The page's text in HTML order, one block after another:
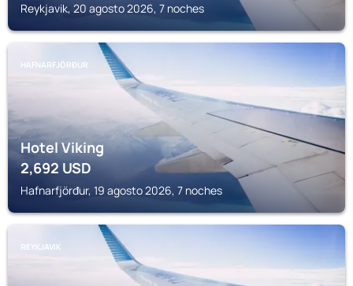
Reykjavik, 20 agosto 2026, 7 noches
HAFNARFJÖRĐUR
Hotel Viking
2,692 USD
Hafnarfjörđur, 19 agosto 2026, 7 noches
REYKJAVIK